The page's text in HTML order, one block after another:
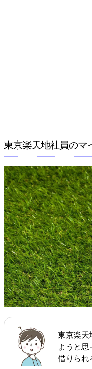
東京楽天地社員のマ
東京楽天
ようと思
借りられ